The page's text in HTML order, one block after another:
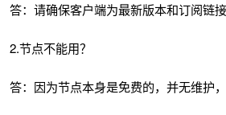
答：请确保客户端为最新版本和订阅链
2.节点不能用？
答：因为节点本身是免费的，并无维护